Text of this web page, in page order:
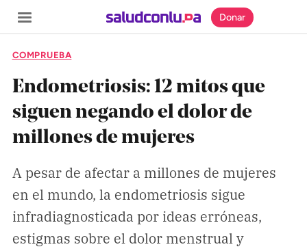
SECCIONES
Inicio
Noticias
Especiales
Nosotros
Donar
COMPRUEBA
Endometriosis: 12 mitos que
siguen negando el dolor de
millones de mujeres
A pesar de afectar a millones de mujeres
en el mundo, la endometriosis sigue
infradiagnosticada por ideas erróneas,
estigmas sobre el dolor menstrual y